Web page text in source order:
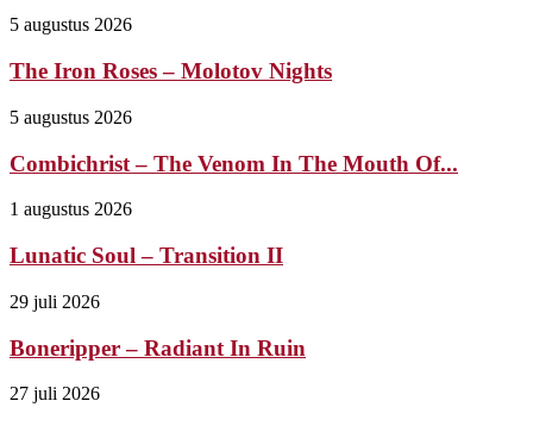
5 augustus 2026
The Iron Roses – Molotov Nights
5 augustus 2026
Combichrist – The Venom In The Mouth Of...
1 augustus 2026
Lunatic Soul – Transition II
29 juli 2026
Boneripper – Radiant In Ruin
27 juli 2026